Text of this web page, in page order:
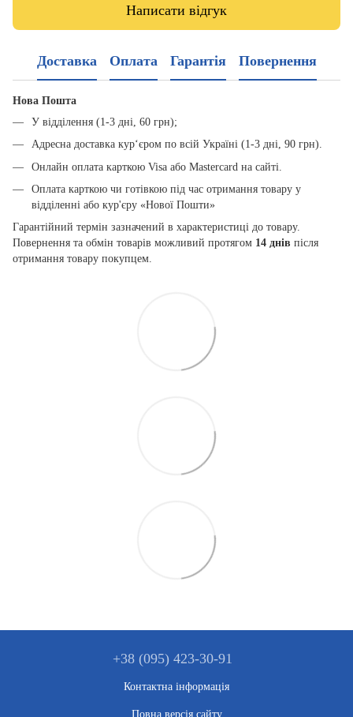
Написати відгук
Доставка Оплата Гарантія Повернення
Нова Пошта
У відділення (1-3 дні, 60 грн);
Адресна доставка кур‘єром по всій Україні (1-3 дні, 90 грн).
Онлайн оплата карткою Visa або Mastercard на сайті.
Оплата карткою чи готівкою під час отримання товару у
відділенні або кур'єру «Нової Пошти»
Гарантійний термін зазначений в характеристиці до товару.
Повернення та обмін товарів можливий протягом 14 днів після
отримання товару покупцем.
+38 (095) 423-30-91
Контактна інформація
Повна версія сайту